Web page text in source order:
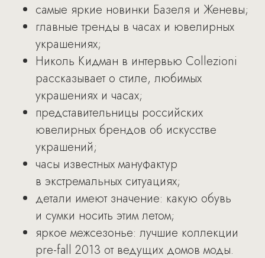
самые яркие новинки Базеля и Женевы;
главные тренды в часах и ювелирных
украшениях;
Николь Кидман в интервью Collezioni
рассказывает о стиле, любимых
украшениях и часах;
представительницы российских
ювелирных брендов об искусстве
украшений;
часы известных мануфактур
в экстремальных ситуациях;
детали имеют значение: какую обувь
и сумки носить этим летом;
яркое межсезонье: лучшие коллекции
pre-fall 2013 от ведущих домов моды.